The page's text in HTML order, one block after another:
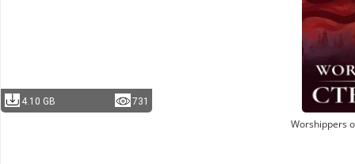
4.10 GB 731
Worshippers